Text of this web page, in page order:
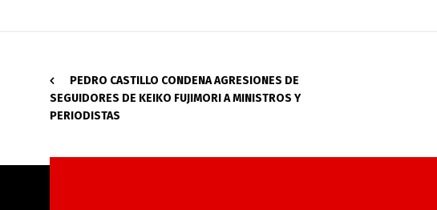
PEDRO CASTILLO CONDENA AGRESIONES DE
SEGUIDORES DE KEIKO FUJIMORI A MINISTROS Y
PERIODISTAS